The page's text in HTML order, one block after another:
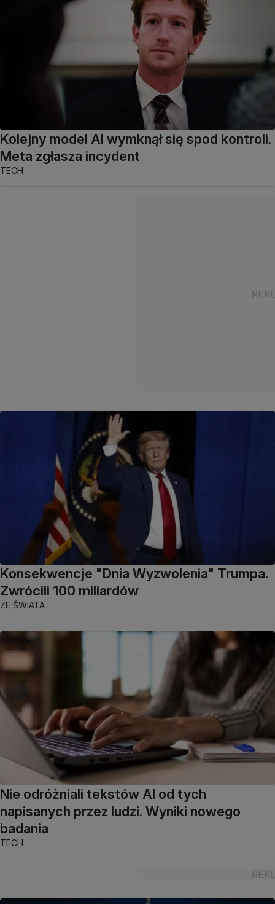
Kolejny model AI wymknął się spod kontroli.
Meta zgłasza incydent
TECH
Konsekwencje "Dnia Wyzwolenia" Trumpa.
Zwrócili 100 miliardów
ZE ŚWIATA
Nie odróżniali tekstów AI od tych
napisanych przez ludzi. Wyniki nowego
badania
TECH